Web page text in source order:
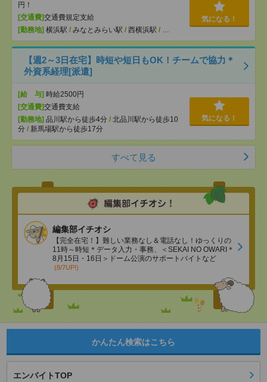
円！
[交通費]交通費規定支給
[勤務地] 横浜駅 / みなとみらい駅 / 西横浜駅 / …
気になる！
【週2～3日在宅】時短や短日もOK！チームで協力＊
外資系経理[派遣]
[給 与] 時給2500円
[交通費]交通費支給
[勤務地] 品川駅から徒歩4分 / 北品川駅から徒歩10
分 / 新馬場駅から徒歩17分
気になる！
すべて見る
編集部イチオシ
【完全在宅！】難しい業務なし＆電話なし！ゆっくりの
11時～時短＊データ入力・事務、＜SEKAI NO OWARI＊
8月15日・16日＞ドーム公演のサポートバイトなど
(8/7UP!)
かんたん検索はこちら
エンバイトTOP